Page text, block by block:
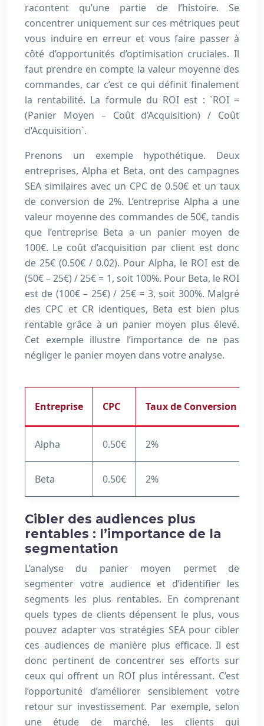
racontent qu’une partie de l’histoire. Se
concentrer uniquement sur ces métriques peut
vous induire en erreur et vous faire passer à
côté d’opportunités d’optimisation cruciales. Il
faut prendre en compte la valeur moyenne des
commandes, car c’est ce qui définit finalement
la rentabilité. La formule du ROI est : `ROI =
(Panier Moyen – Coût d’Acquisition) / Coût
d’Acquisition`.
Prenons un exemple hypothétique. Deux
entreprises, Alpha et Beta, ont des campagnes
SEA similaires avec un CPC de 0.50€ et un taux
de conversion de 2%. L’entreprise Alpha a une
valeur moyenne des commandes de 50€, tandis
que l’entreprise Beta a un panier moyen de
100€. Le coût d’acquisition par client est donc
de 25€ (0.50€ / 0.02). Pour Alpha, le ROI est de
(50€ – 25€) / 25€ = 1, soit 100%. Pour Beta, le ROI
est de (100€ – 25€) / 25€ = 3, soit 300%. Malgré
des CPC et CR identiques, Beta est bien plus
rentable grâce à un panier moyen plus élevé.
Cet exemple illustre l’importance de ne pas
négliger le panier moyen dans votre analyse.
Entreprise CPC Taux de Conversion
Alpha 0.50€ 2%
Beta 0.50€ 2%
Cibler des audiences plus
rentables : l’importance de la
segmentation
L’analyse du panier moyen permet de
segmenter votre audience et d’identifier les
segments les plus rentables. En comprenant
quels types de clients dépensent le plus, vous
pouvez adapter vos stratégies SEA pour cibler
ces audiences de manière plus efficace. Il est
donc pertinent de concentrer ses efforts sur
ceux qui offrent un ROI plus intéressant. C’est
l’opportunité d’améliorer sensiblement votre
retour sur investissement. Par exemple, selon
une étude de marché, les clients qui